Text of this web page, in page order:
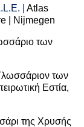
| Atlas
| Nijmegen
των
των
Εστία,
της Χρυσής